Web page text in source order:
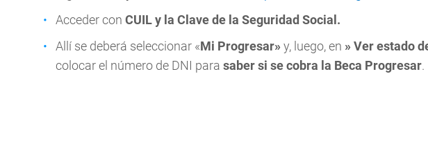
Acceder con CUIL y la Clave de la Seguridad Social.
Allí se deberá seleccionar «Mi Progresar»y, luego, en » Ver estado
colocar el número de DNI para saber si se cobra la Beca Progresar.